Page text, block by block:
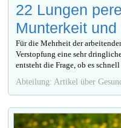
22 Lungen
Munterkeit
Für die Mehrheit der
Verstopfung eine sehr
entsteht die Frage, ob es schnell
Abteilung: Artikel über